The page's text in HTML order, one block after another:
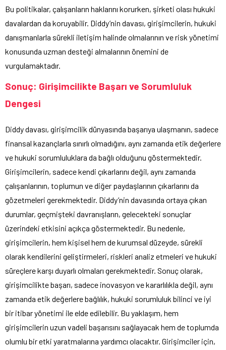
Bu politikalar, çalışanların haklarını korurken, şirketi olası hukuki
davalardan da koruyabilir. Diddy’nin davası, girişimcilerin, hukuki
danışmanlarla sürekli iletişim halinde olmalarının ve risk yönetimi
konusunda uzman desteği almalarının önemini de
vurgulamaktadır.
Sonuç: Girişimcilikte Başarı ve Sorumluluk
Dengesi
Diddy davası, girişimcilik dünyasında başarıya ulaşmanın, sadece
finansal kazançlarla sınırlı olmadığını, aynı zamanda etik değerlere
ve hukuki sorumluluklara da bağlı olduğunu göstermektedir.
Girişimcilerin, sadece kendi çıkarlarını değil, aynı zamanda
çalışanlarının, toplumun ve diğer paydaşlarının çıkarlarını da
gözetmeleri gerekmektedir. Diddy’nin davasında ortaya çıkan
durumlar, geçmişteki davranışların, gelecekteki sonuçlar
üzerindeki etkisini açıkça göstermektedir. Bu nedenle,
girişimcilerin, hem kişisel hem de kurumsal düzeyde, sürekli
olarak kendilerini geliştirmeleri, riskleri analiz etmeleri ve hukuki
süreçlere karşı duyarlı olmaları gerekmektedir. Sonuç olarak,
girişimcilikte başarı, sadece inovasyon ve kararlılıkla değil, aynı
zamanda etik değerlere bağlılık, hukuki sorumluluk bilinci ve iyi
bir itibar yönetimi ile elde edilebilir. Bu yaklaşım, hem
girişimcilerin uzun vadeli başarısını sağlayacak hem de toplumda
olumlu bir etki yaratmalarına yardımcı olacaktır. Girişimciler için,